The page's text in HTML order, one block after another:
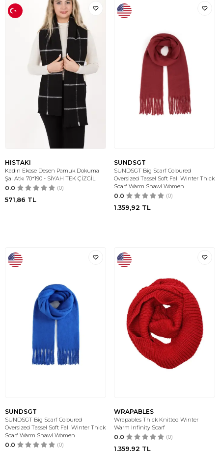
HISTAKI
Kadın Ekose Desen Pamuk Dokuma
Şal Atkı 70*190 - SİYAH TEK ÇİZGİLİ
0.0 (0)
571,86 TL
SUNDSGT
SUNDSGT Big Scarf Coloured
Oversized Tassel Soft Fall Winter Thick
Scarf Warm Shawl Women
0.0 (0)
1.359,92 TL
SUNDSGT
SUNDSGT Big Scarf Coloured
Oversized Tassel Soft Fall Winter Thick
Scarf Warm Shawl Women
0.0 (0)
WRAPABLES
Wrapables Thick Knitted Winter
Warm Infinity Scarf
0.0 (0)
1.359,92 TL